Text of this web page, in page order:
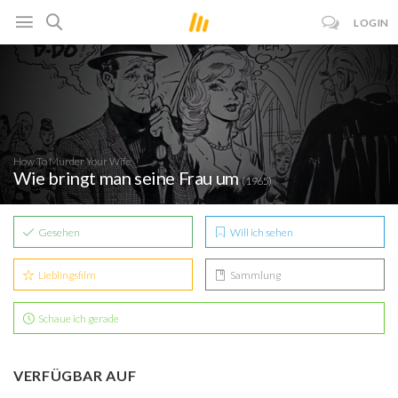
LOGIN
How To Murder Your Wife
Wie bringt man seine Frau um(1965)
Gesehen Will ich sehen
Lieblingsfilm Sammlung
Schaue ich gerade
VERFÜGBAR AUF